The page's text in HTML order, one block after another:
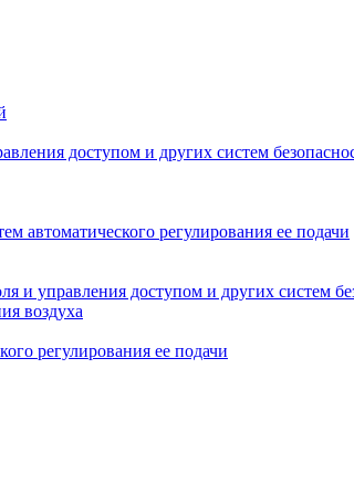
доступом и других систем
автоматического регулирования ее подачи
и управления доступом и других систем
воздуха
регулирования ее подачи